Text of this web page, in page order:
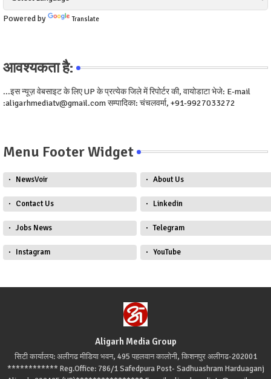
Powered by Translate
आवश्यकता है:
...इस न्यूज़ वेबसाइट के लिए UP के प्रत्येक जिले में रिपोर्टर की, वायोडाटा भेजे: E-mail
:aligarhmediatv@gmail.com सम्पादिका: चंचलवर्मा, +91-9927033272
Menu Footer Widget
NewsVoir About Us
Contact Us Linkedin
Jobs News Telegram
Instagram YouTube
Aligarh Media Group
सिटी कार्यालय: अलीगढ मीडिया भवन, 495 पहलवान कालोनी, किशनपुर अलीगढ-202001
************ Reg.Office: 786/1 Safedpura Post- Sadhuashram Harduaganj